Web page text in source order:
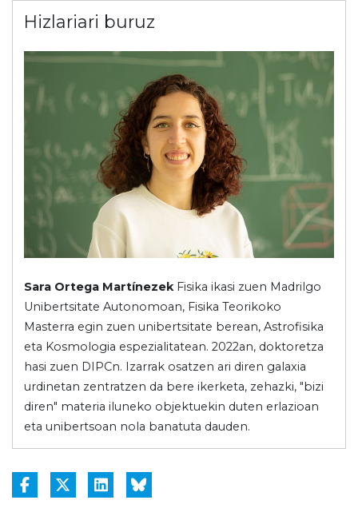
Hizlariari buruz
Sara Ortega Martínezek Fisika ikasi zuen Madrilgo
Unibertsitate Autonomoan, Fisika Teorikoko
Masterra egin zuen unibertsitate berean, Astrofisika
eta Kosmologia espezialitatean. 2022an, doktoretza
hasi zuen DIPCn. Izarrak osatzen ari diren galaxia
urdinetan zentratzen da bere ikerketa, zehazki, "bizi
diren" materia iluneko objektuekin duten erlazioan
eta unibertsoan nola banatuta dauden.